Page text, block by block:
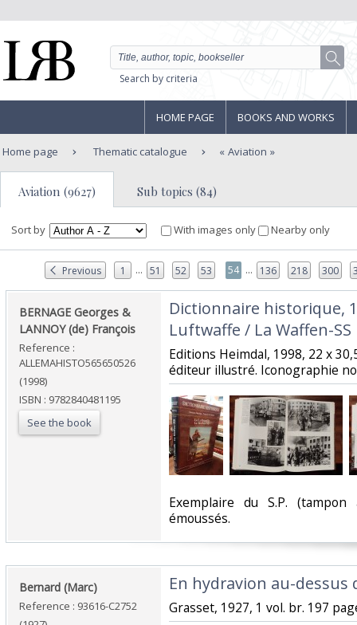
Search by criteria
HOME PAGE BOOKS AND WORKS
Home page Thematic catalogue Aviation
Aviation (9627) Sub topics (84)
Sort by With images only Nearby only
Previous 1 ... 51 52 53 54 ... 136 218 300
‎BERNAGE Georges &
LANNOY (de) François‎
Reference :
ALLEMAHISTO565650526
(1998)
ISBN : 9782840481195
See the book
‎Dictionnaire historique,
Luftwaffe / La Waffen-SS‎
‎Editions Heimdal, 1998, 22 x
éditeur illustré. Iconographie
‎Exemplaire du S.P.
émoussés.‎
‎Bernard (Marc)‎
Reference : 93616-C2752
‎En hydravion au-
‎Grasset, 1927, 1 vol. br. 197